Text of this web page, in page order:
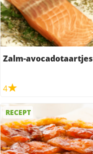
Zalm-avocadotaartjes
4
RECEPT